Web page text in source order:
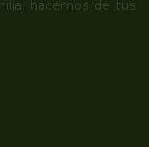
hacemos de tus